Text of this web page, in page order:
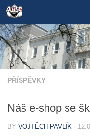
Skip to content
PŘÍSPĚVKY
Náš e-shop se
BY VOJTĚCH PAVLÍK ·